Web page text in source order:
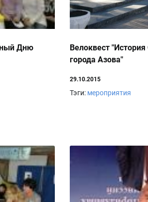
Дню
Велоквест
города Азова"
29.10.2015
Тэги: мероприятия